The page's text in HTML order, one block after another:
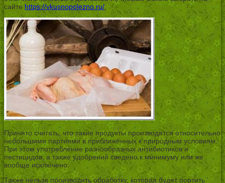
сайте https://vkusnopolezno.ru/
Принято считать, что такие продукты производятся относительно
небольшими партиями в приближённых к природным условиям.
При этом употребление разнообразных антибиотиков и
пестицидов, а также удобрений сведено к минимуму или же
вообще исключено.
Также нельзя производить обработку, которая будет портить